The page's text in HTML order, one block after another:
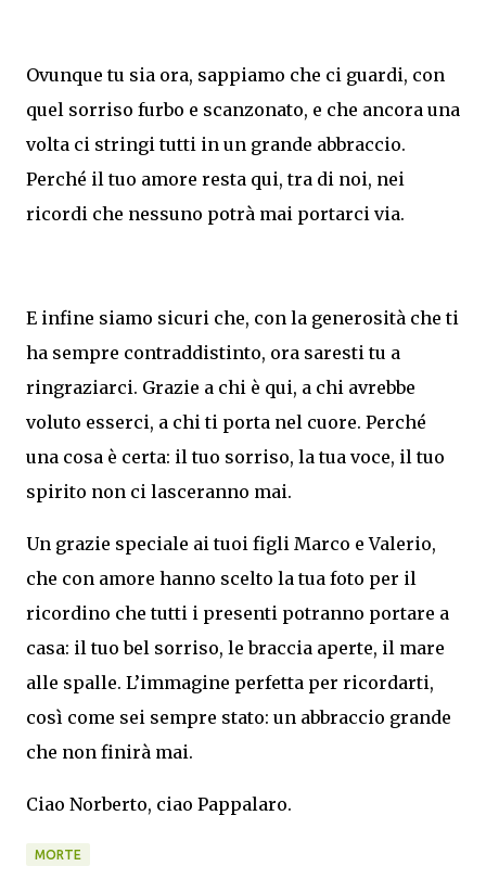
Ovunque tu sia ora, sappiamo che ci guardi, con
quel sorriso furbo e scanzonato, e che ancora una
volta ci stringi tutti in un grande abbraccio.
Perché il tuo amore resta qui, tra di noi, nei
ricordi che nessuno potrà mai portarci via.
E infine siamo sicuri che, con la generosità che ti
ha sempre contraddistinto, ora saresti tu a
ringraziarci. Grazie a chi è qui, a chi avrebbe
voluto esserci, a chi ti porta nel cuore. Perché
una cosa è certa: il tuo sorriso, la tua voce, il tuo
spirito non ci lasceranno mai.
Un grazie speciale ai tuoi figli Marco e Valerio,
che con amore hanno scelto la tua foto per il
ricordino che tutti i presenti potranno portare a
casa: il tuo bel sorriso, le braccia aperte, il mare
alle spalle. L’immagine perfetta per ricordarti,
così come sei sempre stato: un abbraccio grande
che non finirà mai.
Ciao Norberto, ciao Pappalaro.
MORTE